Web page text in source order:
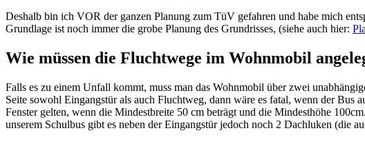
Deshalb bin ich VOR der ganzen Planung zum TüV gefahren und habe mich
Grundlage ist noch immer die grobe Planung des Grundrisses, (siehe auch hier:
Wie müssen die Fluchtwege im Wohnmobil
Falls es zu einem Unfall kommt, muss man das Wohnmobil über zwei
Seite sowohl Eingangstür als auch Fluchtweg, dann wäre es fatal, wenn der Bus
Fenster gelten, wenn die Mindestbreite 50 cm beträgt und die Mindesthöhe
unserem Schulbus gibt es neben der Eingangstür jedoch noch 2 Dachluken (die